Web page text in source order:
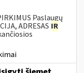
Paslaugų
ADRESAS IR